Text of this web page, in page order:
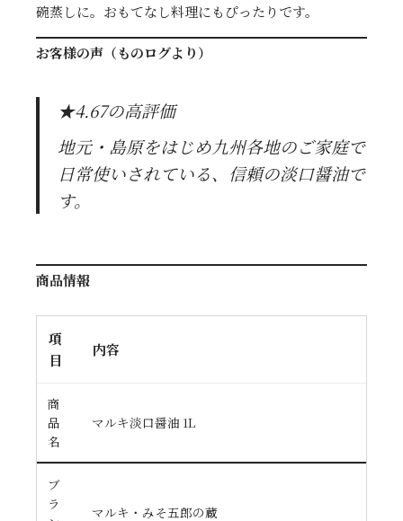
碗蒸しに。おもてなし料理にもぴったりです。
お客様の声（ものログより）
★4.67の高評価
地元・島原をはじめ九州各地のご家庭で
日常使いされている、信頼の淡口醤油で
す。
商品情報
項
目
内容
商
品
名
マルキ淡口醤油 1L
ブ
ラ
マルキ・みそ五郎の蔵